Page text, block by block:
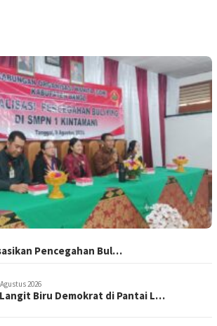
Pencegahan Bul…
2026
Biru Demokrat di Pantai L…